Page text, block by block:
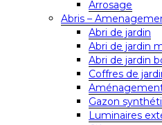
Arrosage
Abris –
Abri de jardin
Abri de jardin
Abri de jardin
Coffres de
Gazon
Luminaires